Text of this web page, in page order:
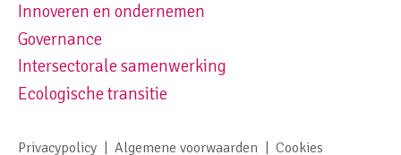
Footer navigation right
Innoveren en ondernemen
Governance
Intersectorale samenwerking
Ecologische transitie
Privacypolicy Algemene voorwaarden Cookies